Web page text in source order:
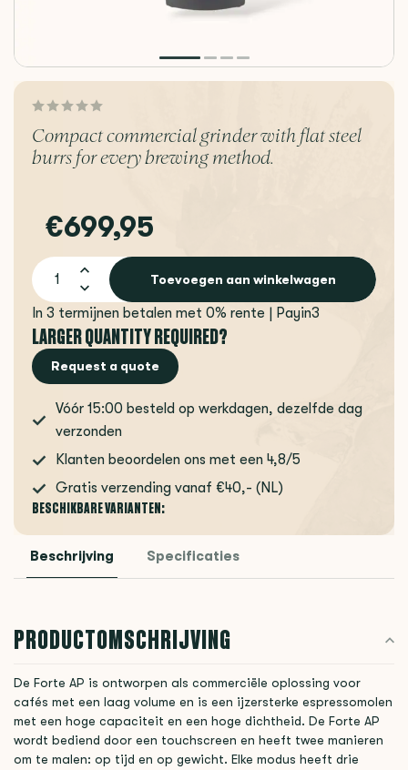
Compact commercial grinder with flat steel
burrs for every brewing method.
€699,95
Toevoegen aan winkelwagen
In 3 termijnen betalen met 0% rente | Payin3
LARGER QUANTITY REQUIRED?
Request a quote
Vóór 15:00 besteld op werkdagen, dezelfde dag
verzonden
Klanten beoordelen ons met een 4,8/5
Gratis verzending vanaf €40,- (NL)
BESCHIKBARE VARIANTEN:
Beschrijving Specificaties
PRODUCTOMSCHRIJVING
De Forte AP is ontworpen als commerciële oplossing voor
cafés met een laag volume en is een ijzersterke espressomolen
met een hoge capaciteit en een hoge dichtheid. De Forte AP
wordt bediend door een touchscreen en heeft twee manieren
om te malen: op tijd en op gewicht. Elke modus heeft drie